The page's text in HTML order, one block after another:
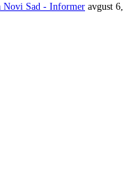
Novi Sad - Informer avgust 6,